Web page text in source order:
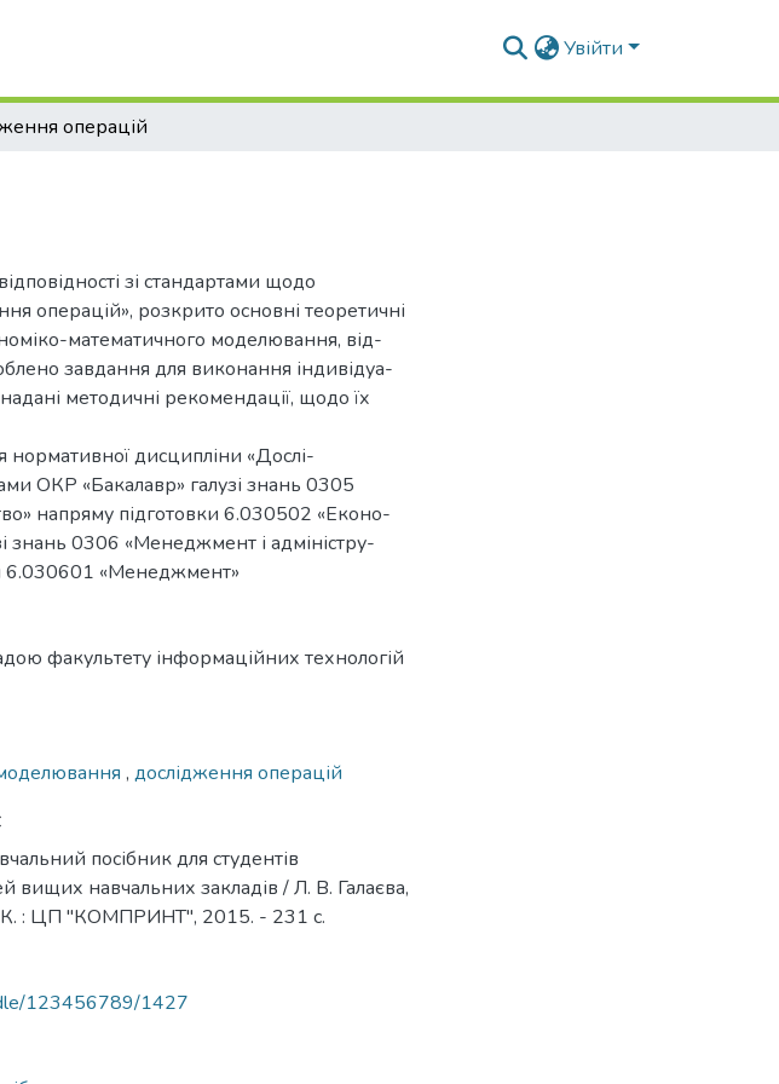
Увійти
операцій
зі стандартами щодо
операцій», розкрито основні теоретичні
математичного моделювання, від-
завдання для виконання індивідуа-
методичні рекомендації, щодо їх
дисципліни «Дослі-
ОКР «Бакалавр» галузі знань 0305
напряму підготовки 6.030502 «Еконо-
знань 0306 «Менеджмент і адміністру-
6.030601 «Менеджмент»
факультету інформаційних технологій
, дослідження операцій
посібник для студентів
вищих навчальних закладів / Л. В. Галаєва,
К. : ЦП "КОМПРИНТ", 2015. - 231 с.
123456789/1427